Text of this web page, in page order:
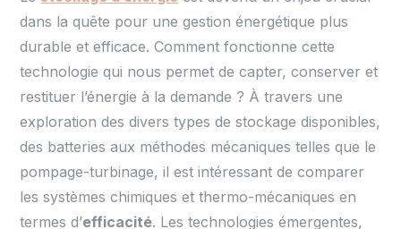
dans la quête pour une gestion énergétique plus
durable et efficace. Comment fonctionne cette
technologie qui nous permet de capter, conserver et
restituer l’énergie à la demande ? À travers une
exploration des divers types de stockage disponibles,
des batteries aux méthodes mécaniques telles que le
pompage-turbinage, il est intéressant de comparer
les systèmes chimiques et thermo-mécaniques en
termes d’efficacité. Les technologies émergentes,